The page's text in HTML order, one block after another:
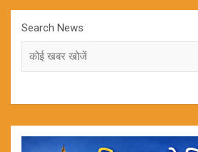
Search News